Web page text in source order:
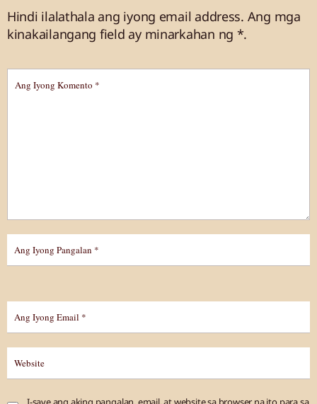
Hindi ilalathala ang iyong email address. Ang mga
kinakailangang field ay minarkahan ng *.